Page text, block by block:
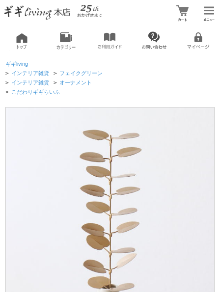
ギギliving
> インテリア雑貨 > フェイクグリーン
> インテリア雑貨 > オーナメント
> こだわりギギらいふ